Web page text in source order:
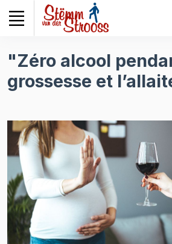
noter
Web
comprend
système
d'accessibilité.
"Zéro alcool
grossesse et